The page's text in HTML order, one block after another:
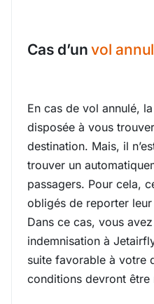
Cas d’unvol
En cas de vol annulé,
disposée à vous
destination. Mais, il
trouver un
passagers. Pour cela,
obligés de reporter
Dans ce cas, vous
indemnisation à
suite favorable à votre
conditions devront être